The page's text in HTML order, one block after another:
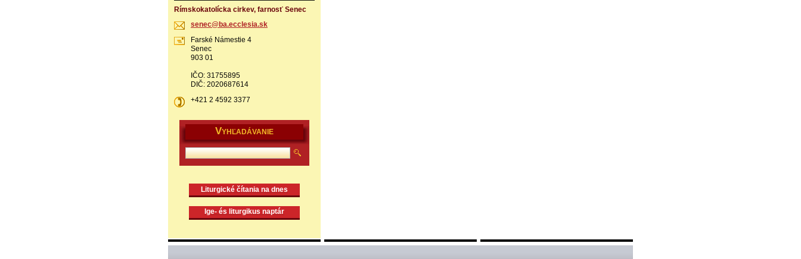
Rímskokatolícka cirkev, farnosť Senec
senec@ba.ecclesia.sk
Farské Námestie 4
Senec
903 01
IČO: 31755895
DIČ: 2020687614
+421 2 4592 3377
VYHĽADÁVANIE
Liturgické čítania na dnes
Ige- és liturgikus naptár